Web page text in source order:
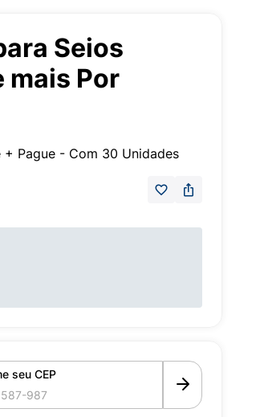
Seios
mais Por
Pague - Com 30 Unidades
seu CEP